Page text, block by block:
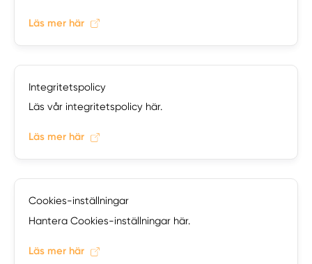
Läs mer här
Integritetspolicy
Läs vår integritetspolicy här.
Läs mer här
Cookies-inställningar
Hantera Cookies-inställningar här.
Läs mer här